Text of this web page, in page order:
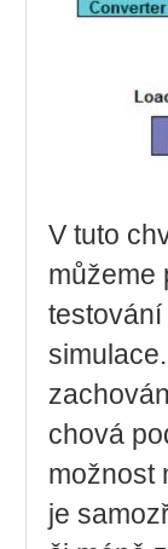
V tuto
můžeme
chová
možnost
je